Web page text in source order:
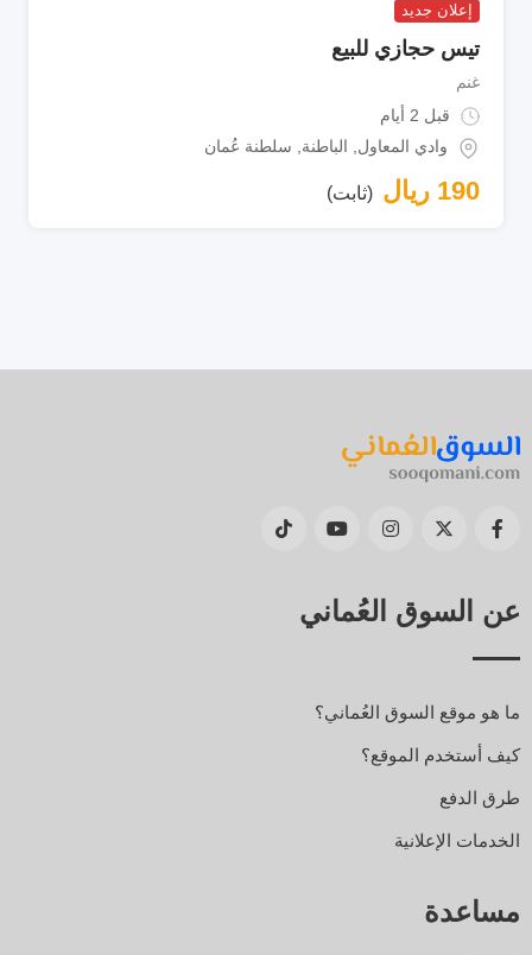
إعلان جديد
تيس حجازي للبيع
غنم
قبل 2 أيام
وادي المعاول, الباطنة, سلطنة عُمان
190 ريال (ثابت)
عن السوق العُماني
ما هو موقع السوق العُماني؟
كيف أستخدم الموقع؟
طرق الدفع
الخدمات الإعلانية
مساعدة